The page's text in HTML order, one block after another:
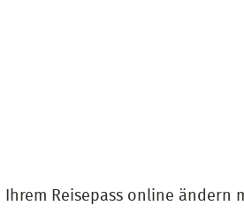
Reisepass online ändern